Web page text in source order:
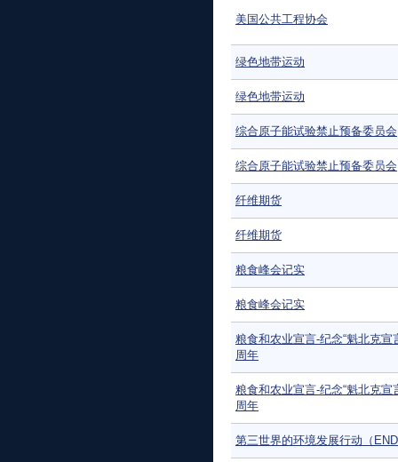
美国公共工程协会
绿色地带运动
绿色地带运动
综合原子能试验禁止预备委员会
综合原子能试验禁止预备委员会
纤维期货
纤维期货
粮食峰会记实
粮食峰会记实
粮食和农业宣言-纪念“魁北克宣
周年
粮食和农业宣言-纪念“魁北克宣
周年
第三世界的环境发展行动（